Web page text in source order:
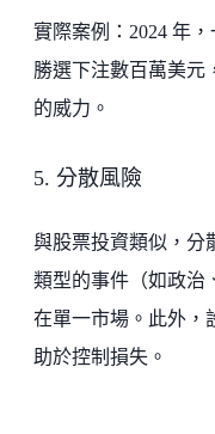
實際案例：2024 年
勝選下注數百萬美元
的威力。
5. 分散風險
與股票投資類似，分
類型的事件（如政治
在單一市場。此外，
助於控制損失。